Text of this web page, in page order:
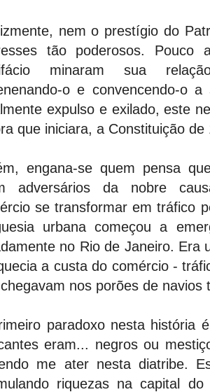
nem o prestígio do
tão poderosos. Pouco
minaram sua
o e convencendo-o
expulso e exilado, este
que iniciara, a Constituição de
engana-se quem pensa
adversários da nobre
se transformar em tráfico
urbana começou a
no Rio de Janeiro. Era
a custa do comércio -
nos porões de navios
paradoxo nesta história
eram... negros ou
me ater nesta diatribe.
riquezas na capital